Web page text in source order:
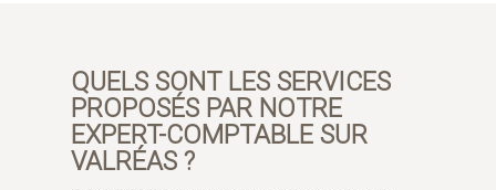
QUELS SONT LES SERVICES
PROPOSÉS PAR NOTRE
EXPERT-COMPTABLE SUR
VALRÉAS ?